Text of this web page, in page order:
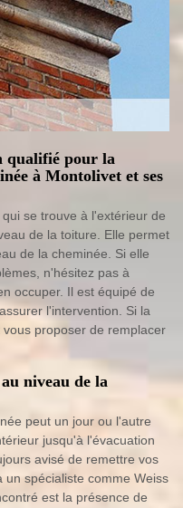
qualifié pour la
à Montolivet et ses
se trouve à l'extérieur de
de la toiture. Elle permet
de la cheminée. Si elle
n'hésitez pas à
occuper. Il est équipé de
l'intervention. Si la
proposer de remplacer
niveau de la
peut un jour ou l'autre
jusqu'à l'évacuation
avisé de remettre vos
spécialiste comme Weiss
est la présence de